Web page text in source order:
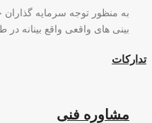
به منظور توجه سرمایه
بینی های واقعی واقع بینانه
تدارکات
مشاوره فنی